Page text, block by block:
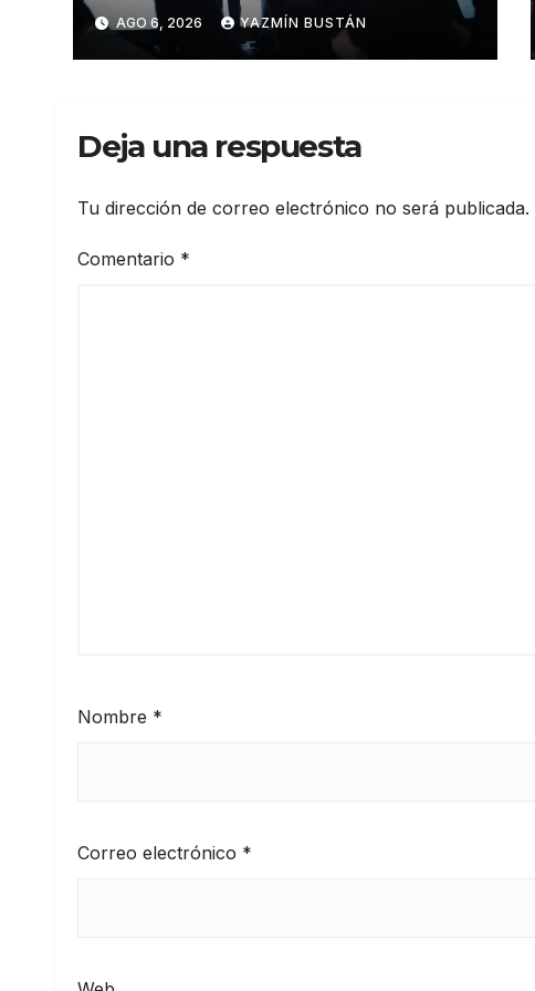
autonomía económica de las
mujeres con más de USD 45
millones en financiamiento
AGO 6, 2026 YAZMÍN BUSTÁN
Deja una respuesta
Tu dirección de correo electrónico no será publicada.
Comentario *
Nombre *
Correo electrónico *